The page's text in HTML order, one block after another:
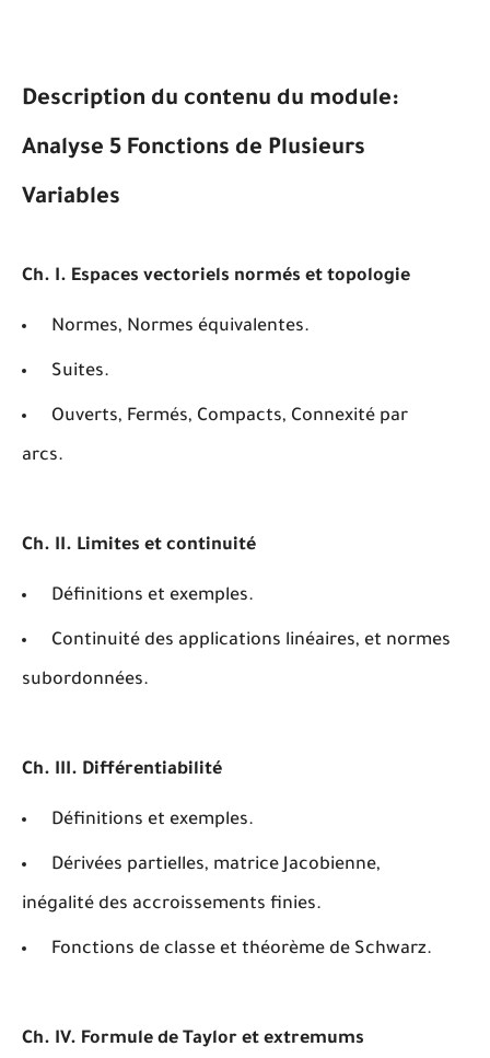
Description du contenu du module:
Analyse 5 Fonctions de Plusieurs
Variables
Ch. I. Espaces vectoriels normés et topologie
Normes, Normes équivalentes.
Suites.
Ouverts, Fermés, Compacts, Connexité par
arcs.
Ch. II. Limites et continuité
Définitions et exemples.
Continuité des applications linéaires, et normes
subordonnées.
Ch. III. Différentiabilité
Définitions et exemples.
Dérivées partielles, matrice Jacobienne,
inégalité des accroissements finies.
Fonctions de classe et théorème de Schwarz.
Ch. IV. Formule de Taylor et extremums